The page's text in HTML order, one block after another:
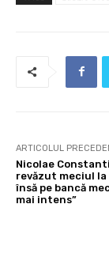
ARTICOLUL
Nicolae
revăzut meciul
însă pe bancă
mai intens”